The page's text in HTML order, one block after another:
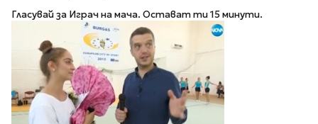
Гласувай за Играч на мача. Остават ти 15 минути.